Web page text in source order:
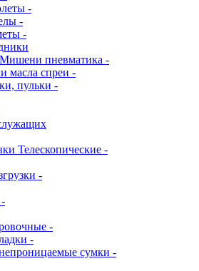
-
-
-
Мишени пневматика -
масла спреи -
пульки -
Телескопические -
-
-
-
сумки -